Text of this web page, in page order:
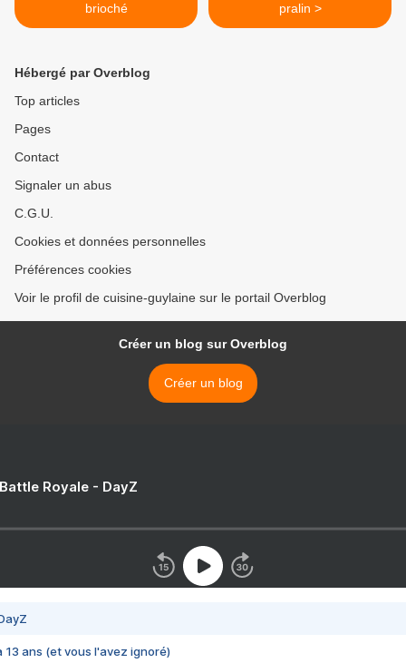
brioché
pralin >
Hébergé par Overblog
Top articles
Pages
Contact
Signaler un abus
C.G.U.
Cookies et données personnelles
Préférences cookies
Voir le profil de cuisine-guylaine sur le portail Overblog
Créer un blog sur Overblog
Créer un blog
Royale - DayZ
13 ans (et vous l'avez ignoré)